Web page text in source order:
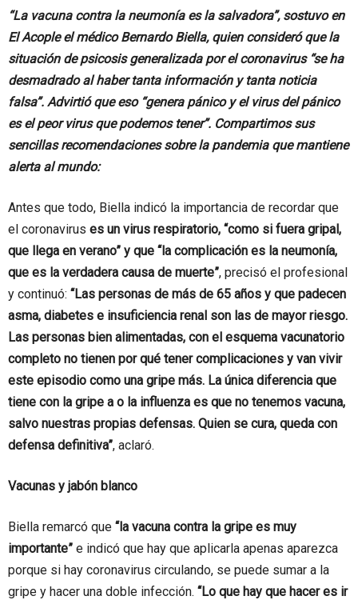
“La vacuna contra la neumonía es la salvadora”, sostuvo en
El Acople el médico Bernardo Biella, quien consideró que la
situación de psicosis generalizada por el coronavirus “se ha
desmadrado al haber tanta información y tanta noticia
falsa”. Advirtió que eso “genera pánico y el virus del pánico
es el peor virus que podemos tener”. Compartimos sus
sencillas recomendaciones sobre la pandemia que mantiene
alerta al mundo:
Antes que todo, Biella indicó la importancia de recordar que
el coronavirus es un virus respiratorio, “como si fuera gripal,
que llega en verano” y que “la complicación es la neumonía,
que es la verdadera causa de muerte”, precisó el profesional
y continuó: “Las personas de más de 65 años y que padecen
asma, diabetes e insuficiencia renal son las de mayor riesgo.
Las personas bien alimentadas, con el esquema vacunatorio
completo no tienen por qué tener complicaciones y van vivir
este episodio como una gripe más. La única diferencia que
tiene con la gripe a o la influenza es que no tenemos vacuna,
salvo nuestras propias defensas. Quien se cura, queda con
defensa definitiva”, aclaró.
Vacunas y jabón blanco
Biella remarcó que “la vacuna contra la gripe es muy
importante” e indicó que hay que aplicarla apenas aparezca
porque si hay coronavirus circulando, se puede sumar a la
gripe y hacer una doble infección. “Lo que hay que hacer es ir